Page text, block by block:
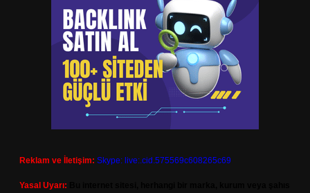
Reklam ve İletişim: Skype: live:.cid.575569c608265c69
Yasal Uyarı: